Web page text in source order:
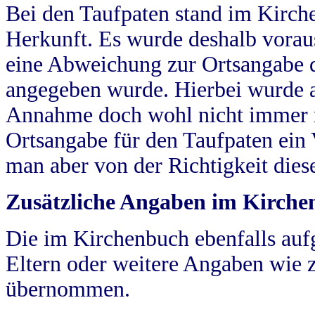
Bei den Taufpaten stand im
Herkunft. Es wurde deshalb
eine Abweichung zur
angegeben wurde. Hierbei wurde
Annahme doch wohl nicht
Ortsangabe für den Taufpaten
man aber von der Richtigkeit
Zusätzliche Angaben im
Die im Kirchenbuch ebenfalls
Eltern oder weitere Angaben wie
übernommen.